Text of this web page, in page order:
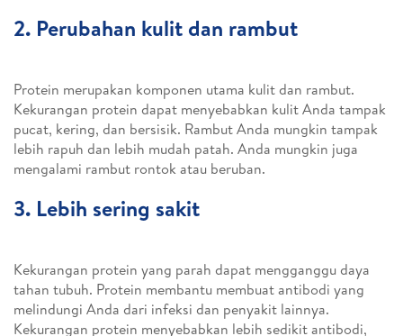
2. Perubahan kulit dan rambut
Protein merupakan komponen utama kulit dan rambut.
Kekurangan protein dapat menyebabkan kulit Anda tampak
pucat, kering, dan bersisik. Rambut Anda mungkin tampak
lebih rapuh dan lebih mudah patah. Anda mungkin juga
mengalami rambut rontok atau beruban.
3. Lebih sering sakit
Kekurangan protein yang parah dapat mengganggu daya
tahan tubuh. Protein membantu membuat antibodi yang
melindungi Anda dari infeksi dan penyakit lainnya.
Kekurangan protein menyebabkan lebih sedikit antibodi,